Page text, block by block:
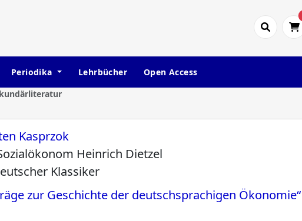
Periodika Lehrbücher
Open Access
Kasprzok
Heinrich Dietzel
Klassiker
zur Geschichte der deutschsprachigen Ökonomie“